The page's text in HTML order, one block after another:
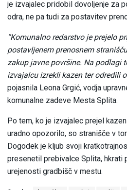
je izvajalec pridobil dovoljenje za
odra, ne pa tudi za postavitev
“Komunalno redarstvo je prejelo
postavljenem prenosnem
zakup javne površine. Na podlagi
izvajalcu izrekli kazen ter odredili
pojasnila Leona Grgić, vodja
komunalne zadeve Mesta Splita.
Po tem, ko je izvajalec prejel
uradno opozorilo, so stranišče v
Dogodek je kljub svoji
presenetil prebivalce Splita, hkrati
urejenosti gradbišč v mestu.